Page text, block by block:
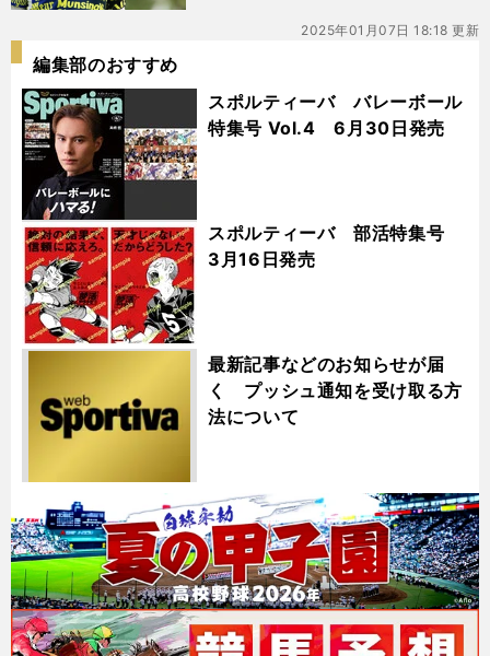
2025年01月07日 18:18 更新
編集部のおすすめ
スポルティーバ バレーボール
特集号 Vol.4 6月30日発売
スポルティーバ 部活特集号
3月16日発売
最新記事などのお知らせが届
く プッシュ通知を受け取る方
法について